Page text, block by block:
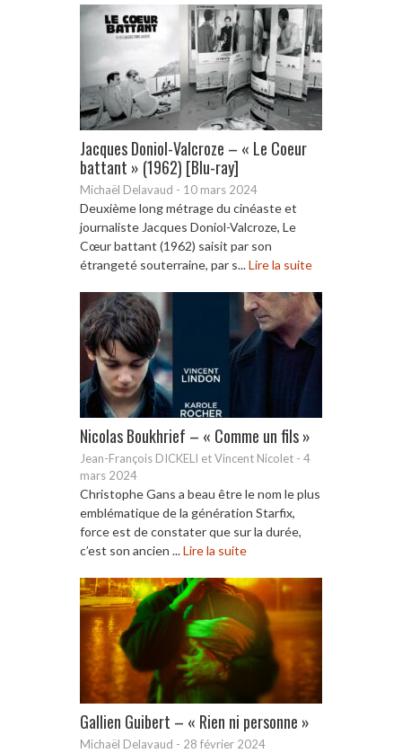
Jacques Doniol-Valcroze – « Le Coeur
battant » (1962) [Blu-ray]
Michaël Delavaud - 10 mars 2024
Deuxième long métrage du cinéaste et
journaliste Jacques Doniol-Valcroze, Le
Cœur battant (1962) saisit par son
étrangeté souterraine, par s...Lire la suite
Nicolas Boukhrief – « Comme un fils »
Jean-François DICKELI et Vincent Nicolet - 4
mars 2024
Christophe Gans a beau être le nom le plus
emblématique de la génération Starfix,
force est de constater que sur la durée,
c’est son ancien ...Lire la suite
Gallien Guibert – « Rien ni personne »
Michaël Delavaud - 28 février 2024